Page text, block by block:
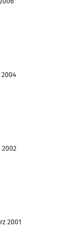
2002
2001